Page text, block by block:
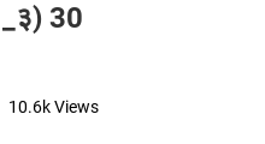
30
10.6kViews